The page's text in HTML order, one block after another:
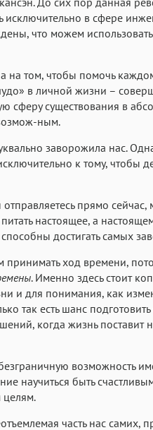
исключительно в сфере
что можем
на том, чтобы помочь
в личной жизни –
сферу существования в
ным.
заворожила нас.
к тому, чтобы
прямо
настоящее, а
достигать самых
ход времени,
. Именно здесь стоит
и для понимания, как
так есть шанс
когда жизнь поставит
возможность
научиться быть
целям.
часть нас самих,